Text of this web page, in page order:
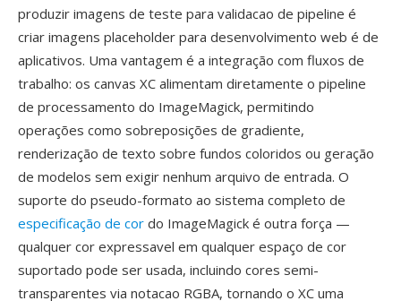
produzir imagens de teste para validacao de pipeline é
criar imagens placeholder para desenvolvimento web é de
aplicativos. Uma vantagem é a integração com fluxos de
trabalho: os canvas XC alimentam diretamente o pipeline
de processamento do ImageMagick, permitindo
operações como sobreposições de gradiente,
renderização de texto sobre fundos coloridos ou geração
de modelos sem exigir nenhum arquivo de entrada. O
suporte do pseudo-formato ao sistema completo de
especificação de cor do ImageMagick é outra força —
qualquer cor expressavel em qualquer espaço de cor
suportado pode ser usada, incluindo cores semi-
transparentes via notacao RGBA, tornando o XC uma